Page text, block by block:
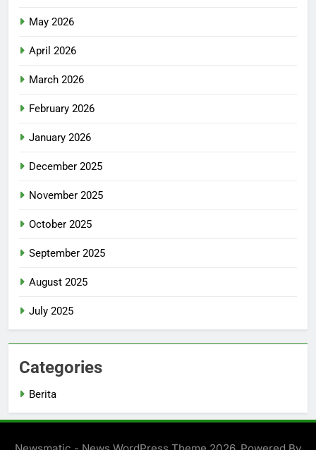
May 2026
April 2026
March 2026
February 2026
January 2026
December 2025
November 2025
October 2025
September 2025
August 2025
July 2025
Categories
Berita